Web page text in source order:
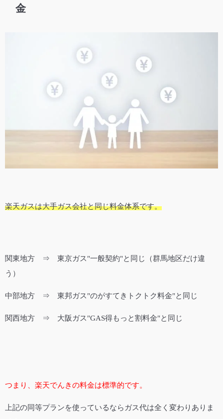
金
楽天ガスは大手ガス会社と同じ料金体系です。
関東地方 ⇒ 東京ガス"一般契約"と同じ（群馬地区だけ違
う）
中部地方 ⇒ 東邦ガス"のがすてきトクトク料金"と同じ
関西地方 ⇒ 大阪ガス"GAS得もっと割料金"と同じ
つまり、楽天でんきの料金は標準的です。
上記の同等プランを使っているならガス代は全く変わりありま